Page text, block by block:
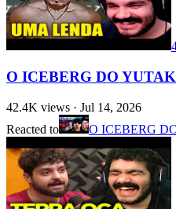
O ICEBERG DO
42.4K views · Jul 14, 2026
Reacted to
O ICEBERG